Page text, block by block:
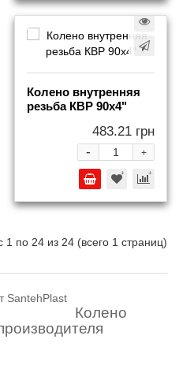
Колено внутренняя
резьба КВР 90x4"
483.21 грн
+
-
1 по 24 из 24 (всего 1 страниц)
Колено